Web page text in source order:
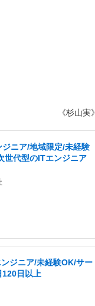
《杉山実》
ニア/地域限定/未経験
世代型のITエンジニア
ジニア/未経験OK/サー
120日以上